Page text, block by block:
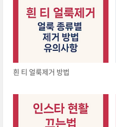
흰 티 얼룩제거 방법